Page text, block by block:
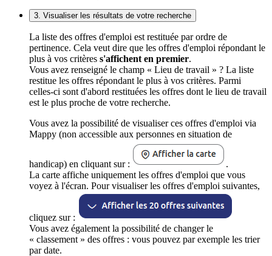
3. Visualiser les résultats de votre recherche
La liste des offres d'emploi est restituée par ordre de
pertinence. Cela veut dire que les offres d'emploi répondant le
plus à vos critères s'affichent en premier.
Vous avez renseigné le champ « Lieu de travail » ? La liste
restitue les offres répondant le plus à vos critères. Parmi
celles-ci sont d'abord restituées les offres dont le lieu de travail
est le plus proche de votre recherche.
Vous avez la possibilité de visualiser ces offres d'emploi via
Mappy (non accessible aux personnes en situation de
handicap) en cliquant sur :
.
La carte affiche uniquement les offres d'emploi que vous
voyez à l'écran. Pour visualiser les offres d'emploi suivantes,
cliquez sur :
Vous avez également la possibilité de changer le
« classement » des offres : vous pouvez par exemple les trier
par date.